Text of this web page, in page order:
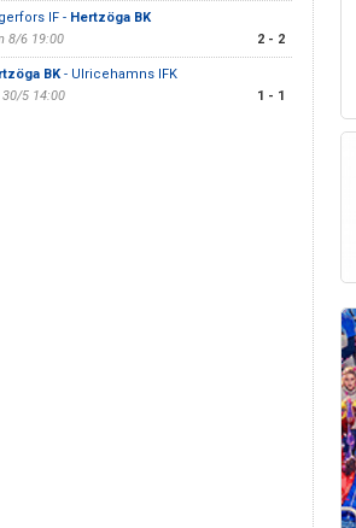
IF - Hertzöga BK
8/6 19:00
2 - 2
BK- Ulricehamns IFK
5 14:00
1 - 1